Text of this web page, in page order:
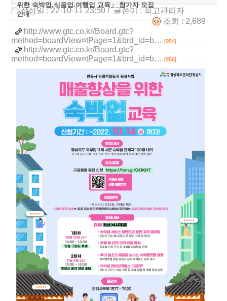
위한 숙박업.식음업.여행업 교육」 참가자 모집
안내
작성일 : 22-10-11 23:50/ 글쓴이 :최고관리자
조회 : 2,689
http://www.gtc.co.kr/Board.gtc?
method=boardView¤tPage=1&brd_id=b… [954]
http://www.gtc.co.kr/Board.gtc?
method=boardView¤tPage=1&brd_id=b… [956]